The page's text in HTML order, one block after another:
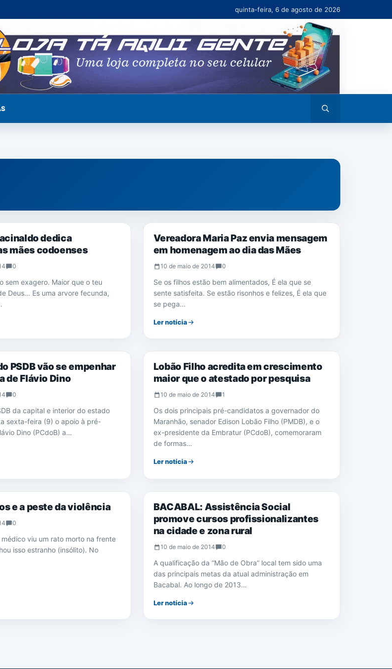
quinta-feira, 6 de agosto de 2026
busca
dedica
mães codoenses
0
sem exagero. Maior que o teu
Deus… Es uma arvore fecunda,
NOTÍCIAS
Vereadora Maria Paz envia mensagem
em homenagem ao dia das Mães
10 de maio de 2014 0
Se os filhos estão bem alimentados, É ela que se
sente satisfeita. Se estão risonhos e felizes, É ela que
se pega…
Ler notícia
PSDB vão se empenhar
de Flávio Dino
0
da capital e interior do estado
sexta-feira (9) o apoio à pré-
Dino (PCdoB) a…
NOTÍCIAS
Lobão Filho acredita em crescimento
maior que o atestado por pesquisa
10 de maio de 2014 1
Os dois principais pré-candidatos a governador do
Maranhão, senador Edison Lobão Filho (PMDB), e o
ex-presidente da Embratur (PCdoB), comemoraram
de formas…
Ler notícia
e a peste da violência
0
viu um rato morto na frente
isso estranho (insólito). No
NOTÍCIAS
BACABAL: Assistência Social
promove cursos profissionalizantes
na cidade e zona rural
10 de maio de 2014 0
A qualificação da “Mão de Obra” local tem sido uma
das principais metas da atual administração em
Bacabal. Ao longo de 2013…
Ler notícia